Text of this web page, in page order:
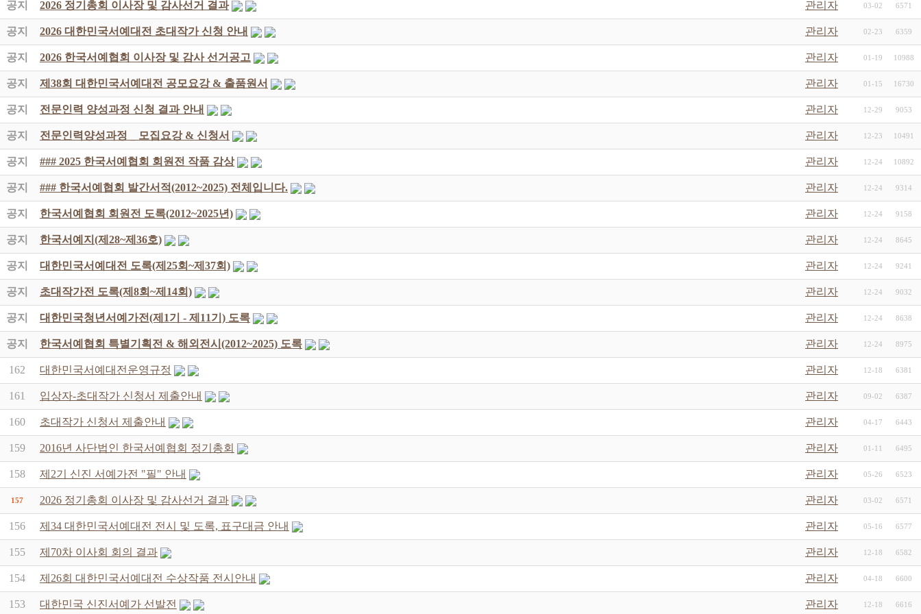
공지 2026 정기총회 이사장 및 감사선거 결과 관리자 03-02 6571
공지 2026 대한민국서예대전 초대작가 신청 안내 관리자 02-23 6359
공지 2026 한국서예협회 이사장 및 감사 선거공고 관리자 01-19 10988
공지 제38회 대한민국서예대전 공모요강 & 출품원서 관리자 01-15 16730
공지 전문인력 양성과정 신청 결과 안내 관리자 12-29 9053
공지 전문인력양성과정 _ 모집요강 & 신청서 관리자 12-23 10491
공지 ### 2025 한국서예협회 회원전 작품 감상 관리자 12-24 10892
공지 ### 한국서예협회 발간서적(2012~2025) 전체입니다. 관리자 12-24 9314
공지 한국서예협회 회원전 도록(2012~2025년) 관리자 12-24 9158
공지 한국서예지(제28~제36호) 관리자 12-24 8645
공지 대한민국서예대전 도록(제25회~제37회) 관리자 12-24 9241
공지 초대작가전 도록(제8회~제14회) 관리자 12-24 9032
공지 대한민국청년서예가전(제1기 - 제11기) 도록 관리자 12-24 8638
공지 한국서예협회 특별기획전 & 해외전시(2012~2025) 도록 관리자 12-24 8975
162 대한민국서예대전운영규정 관리자 12-18 6381
161 입상자-초대작가 신청서 제출안내 관리자 09-02 6387
160 초대작가 신청서 제출안내 관리자 04-17 6443
159 2016년 사단법인 한국서예협회 정기총회 관리자 01-11 6495
158 제2기 신진 서예가전 "필" 안내 관리자 05-26 6523
157 2026 정기총회 이사장 및 감사선거 결과 관리자 03-02 6571
156 제34 대한민국서예대전 전시 및 도록, 표구대금 안내 관리자 05-16 6577
155 제70차 이사회 회의 결과 관리자 12-18 6582
154 제26회 대한민국서예대전 수상작품 전시안내 관리자 04-18 6600
153 대한민국 신진서예가 선발전 관리자 12-18 6616